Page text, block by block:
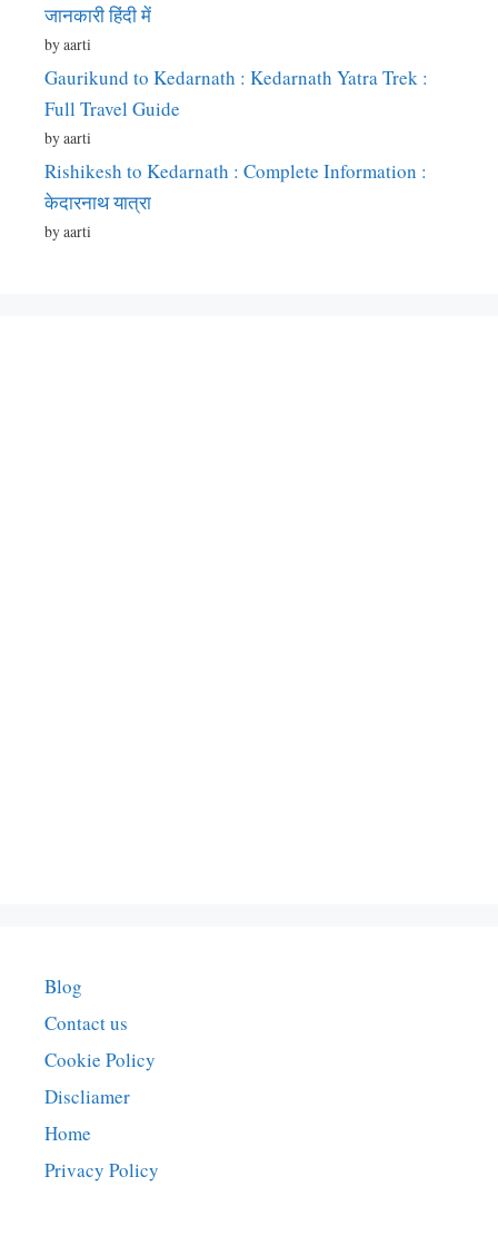
जानकारी हिंदी में
by aarti
Gaurikund to Kedarnath : Kedarnath Yatra Trek :
Full Travel Guide
by aarti
Rishikesh to Kedarnath : Complete Information :
केदारनाथ यात्रा
by aarti
Blog
Contact us
Cookie Policy
Discliamer
Home
Privacy Policy